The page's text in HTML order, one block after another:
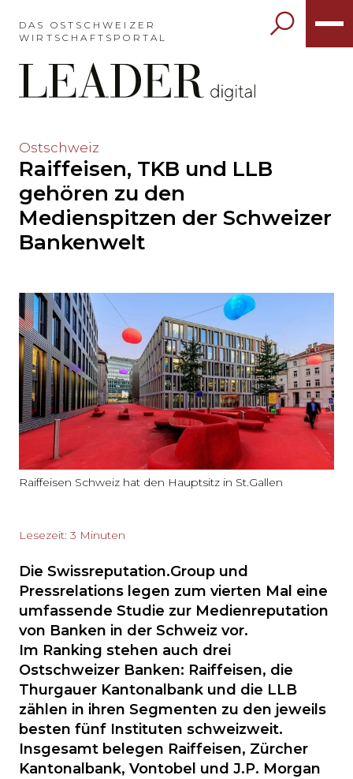
das
Hauptmenü
auslassen
und
Inhalt
springen?
DAS OSTSCHWEIZER
WIRTSCHAFTSPORTAL
Möchten
Hauptinhalt
auslassen
und
Seitenende
springen?
Ostschweiz
Raiffeisen, TKB und LLB
gehören zu den
Medienspitzen der Schweizer
Bankenwelt
Raiffeisen Schweiz hat den Hauptsitz in St.Gallen
Lesezeit: 3 Minuten
Die Swissreputation.Group und
Pressrelations legen zum vierten Mal eine
umfassende Studie zur Medienreputation
von Banken in der Schweiz vor.
Im Ranking stehen auch drei
Ostschweizer Banken: Raiffeisen, die
Thurgauer Kantonalbank und die LLB
zählen in ihren Segmenten zu den jeweils
besten fünf Instituten schweizweit.
Insgesamt belegen Raiffeisen, Zürcher
Kantonalbank, Vontobel und J.P. Morgan